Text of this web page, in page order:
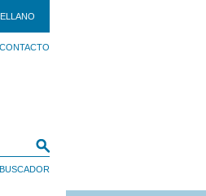
CONTACTO